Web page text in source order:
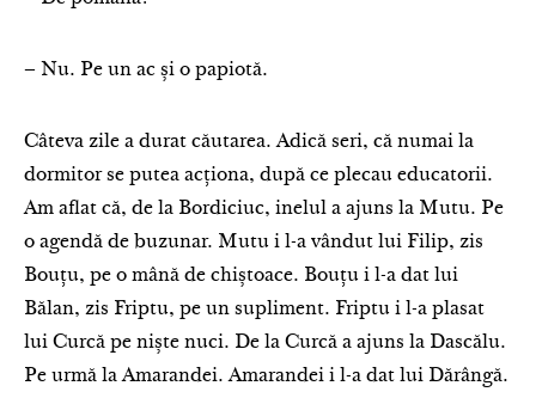
– Nu. Pe un ac și o papiotă.
Câteva zile a durat căutarea. Adică seri, că numai la
dormitor se putea acționa, după ce plecau educatorii.
Am aflat că, de la Bordiciuc, inelul a ajuns la Mutu. Pe
o agendă de buzunar. Mutu i l-a vândut lui Filip, zis
Bouțu, pe o mână de chiștoace. Bouțu i l-a dat lui
Bălan, zis Friptu, pe un supliment. Friptu i l-a plasat
lui Curcă pe niște nuci. De la Curcă a ajuns la Dascălu.
Pe urmă la Amarandei. Amarandei i l-a dat lui Dărângă.